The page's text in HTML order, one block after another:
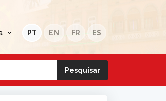
PT EN FR ES